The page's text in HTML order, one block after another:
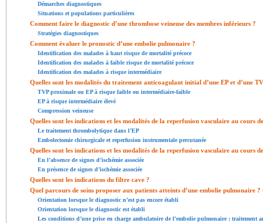
Démarches diagnostiques
Situations et populations particulières
Comment faire le diagnostic d’une thrombose veineuse des membres inférieurs ?
Stratégies diagnostiques
Comment évaluer le pronostic d’une embolie pulmonaire ?
Identification des malades à haut risque de mortalité précoce
Identification des malades à faible risque de mortalité précoce
Identification des malades à risque intermédiaire
Quelles sont les modalités du traitement anticoagulant initial d’une EP et d’une
TVP proximale ou EP à risque faible ou intermédiaire-faible
EP à risque intermédiaire élevé
Compression veineuse
Quelles sont les indications et les modalités de la reperfusion vasculaire au cours
Le traitement thrombolytique dans l’EP
Embolectomie chirurgicale et reperfusion instrumentale percutanée
Quelles sont les indications et les modalités de la reperfusion vasculaire au cours
En l’absence de signes d’ischémie associée
En présence de signes d’ischémie associée
Quelles sont les indications du filtre cave ?
Quel parcours de soins proposer aux patients atteints d’une embolie pulmonaire
Orientation lorsque le diagnostic n’est pas encore établi
Orientation lorsque le diagnostic est établi
Les conditions d’une prise en charge ambulatoire de l’embolie pulmonaire : traitement